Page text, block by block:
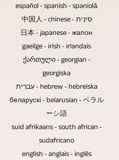
español ‐ spanish ‐ spaniolă
中国人 ‐ chinese ‐ סִינִית
日本 ‐ japanese ‐ жапон
gaeilge ‐ irish ‐ irlandais
ქართული ‐ georgian ‐
georgiska
עִברִית ‐ hebrew ‐ hebreiska
беларускі ‐ belarusian ‐ ベラル
ーシ語
suid afrikaans ‐ south african ‐
sudafricano
english ‐ anglais ‐ inglês